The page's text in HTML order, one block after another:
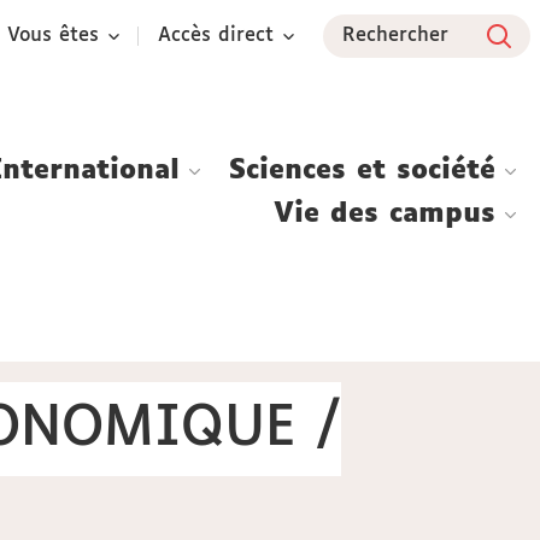
Vous êtes Accès direct Rechercher
Sciences et société
Vie des campus
/